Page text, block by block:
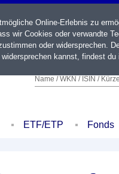
Name / WKN / ISIN / Kürzel
ETF/ETP Fonds
Online-Erlebnis zu
wir Cookies oder verwandte
oder widersprechen.
kannst, findest du